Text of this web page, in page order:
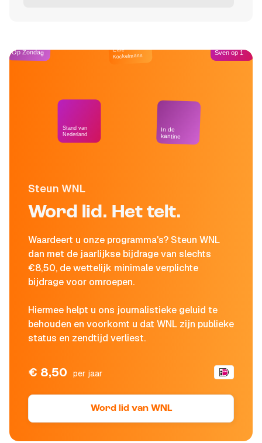
Steun WNL
Word lid. Het telt.
Waardeert u onze programma's? Steun WNL
dan met de jaarlijkse bijdrage van slechts
€8,50, de wettelijk minimale verplichte
bijdrage voor omroepen.
Hiermee helpt u ons journalistieke geluid te
behouden en voorkomt u dat WNL zijn publieke
status en zendtijd verliest.
€ 8,50 per jaar
Word lid van WNL
Op Zondag
Stand van
Nederland
Café
Kockelmann
In de
kantine
Sven op 1